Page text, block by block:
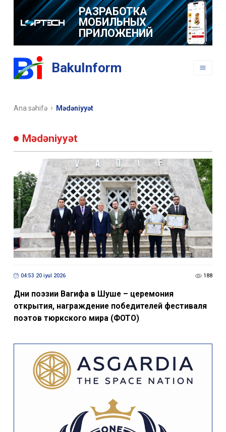
РАЗРАБОТКА
МОБИЛЬНЫХ
ПРИЛОЖЕНИЙ
BakuInform
Ana səhifə Mədəniyyət
Mədəniyyət
04:53 20 iyul 2026 188
Дни поэзии Вагифа в Шуше – церемония
открытия, награждение победителей фестиваля
поэтов тюркского мира (ФОТО)